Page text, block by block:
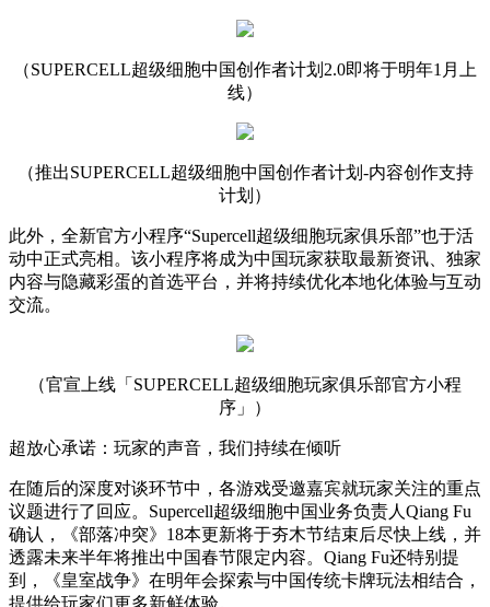
（SUPERCELL超级细胞中国创作者计划2.0即将于明年1月上
线）
（推出SUPERCELL超级细胞中国创作者计划-内容创作支持
计划）
此外，全新官方小程序“Supercell超级细胞玩家俱乐部”也于活
动中正式亮相。该小程序将成为中国玩家获取最新资讯、独家
内容与隐藏彩蛋的首选平台，并将持续优化本地化体验与互动
交流。
（官宣上线「SUPERCELL超级细胞玩家俱乐部官方小程
序」）
超放心承诺：玩家的声音，我们持续在倾听
在随后的深度对谈环节中，各游戏受邀嘉宾就玩家关注的重点
议题进行了回应。Supercell超级细胞中国业务负责人Qiang Fu
确认，《部落冲突》18本更新将于夯木节结束后尽快上线，并
透露未来半年将推出中国春节限定内容。Qiang Fu还特别提
到，《皇室战争》在明年会探索与中国传统卡牌玩法相结合，
提供给玩家们更多新鲜体验。